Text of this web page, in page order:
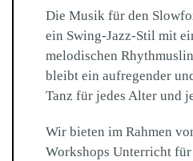
Die Musik für den
ein Swing-Jazz-Stil mit
melodischen
bleibt ein aufregender
Tanz für jedes Alter und
Wir bieten im Rahmen
Workshops Unterricht